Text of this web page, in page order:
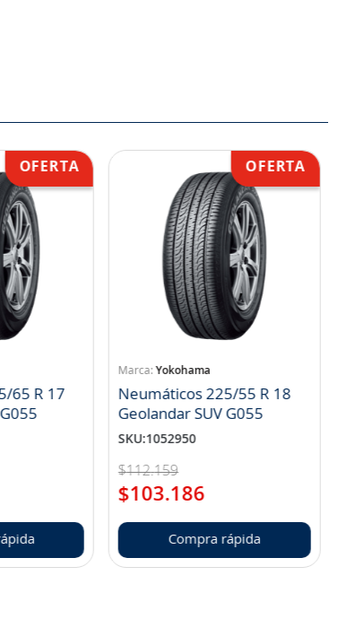
65 R 17
Yokohama
Neumáticos 225/55 R 18
Geolandar SUV G055
SKU:1052950
$112.159
$103.186
Compra rápida